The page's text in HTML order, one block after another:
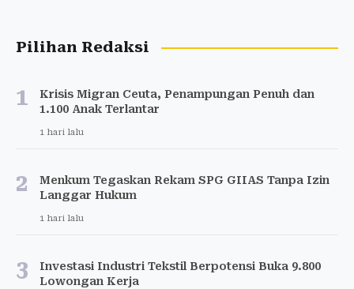
Pilihan Redaksi
1
Krisis Migran Ceuta, Penampungan Penuh dan
1.100 Anak Terlantar
1 hari lalu
2
Menkum Tegaskan Rekam SPG GIIAS Tanpa Izin
Langgar Hukum
1 hari lalu
3
Investasi Industri Tekstil Berpotensi Buka 9.800
Lowongan Kerja